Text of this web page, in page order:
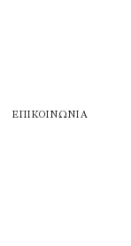
ΕΠΙΚΟΙΝΩΝΊΑ